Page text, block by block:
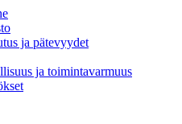
ja pätevyydet
ja toimintavarmuus